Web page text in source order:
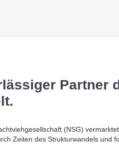
Partner
(NSG)
Zeiten des Strukturwandels und